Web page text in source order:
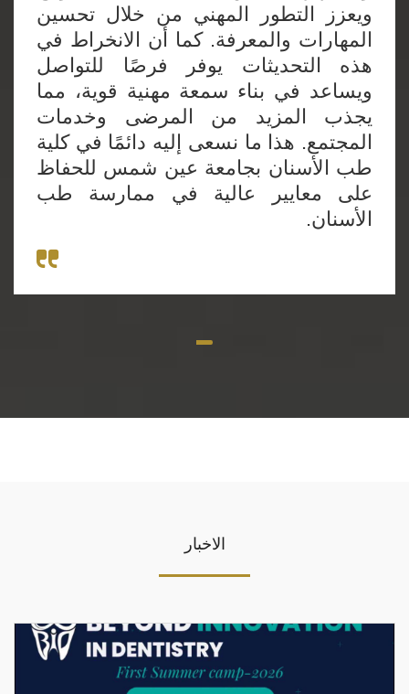
ويعزز التطور المهني من خلال تحسين
المهارات والمعرفة. كما أن الانخراط في
هذه التحديثات يوفر فرصًا للتواصل
ويساعد في بناء سمعة مهنية قوية، مما
يجذب المزيد من المرضى وخدمات
المجتمع. هذا ما نسعى إليه دائمًا في كلية
طب الأسنان بجامعة عين شمس للحفاظ
على معايير عالية في ممارسة طب
الأسنان.
الاخبار